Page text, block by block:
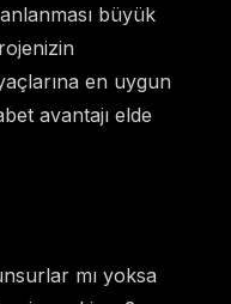
büyük
en uygun
avantajı elde
mı yoksa